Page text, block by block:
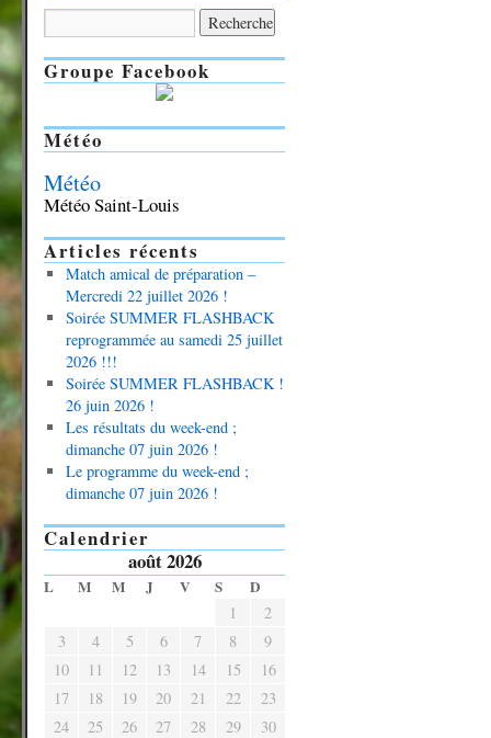
Groupe Facebook
Météo
Météo
Météo Saint-Louis
Articles récents
Match amical de préparation –
Mercredi 22 juillet 2026 !
Soirée SUMMER FLASHBACK
reprogrammée au samedi 25 juillet
2026 !!!
Soirée SUMMER FLASHBACK !
26 juin 2026 !
Les résultats du week-end ;
dimanche 07 juin 2026 !
Le programme du week-end ;
dimanche 07 juin 2026 !
Calendrier
août 2026
L M M J V S D
1
2
3
4 5 6 7 8
9
10
11 12 13 14 15
16
17
18 19 20 21 22
23
24
25 26 27 28 29
30